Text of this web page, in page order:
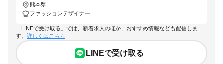
熊本県
ファッションデザイナー
「LINEで受け取る」では、新着求人のほか、おすすめ情報なども配信しま
す。 詳しくはこちら
LINEで受け取る